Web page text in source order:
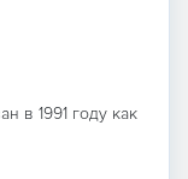
в 1991 году как